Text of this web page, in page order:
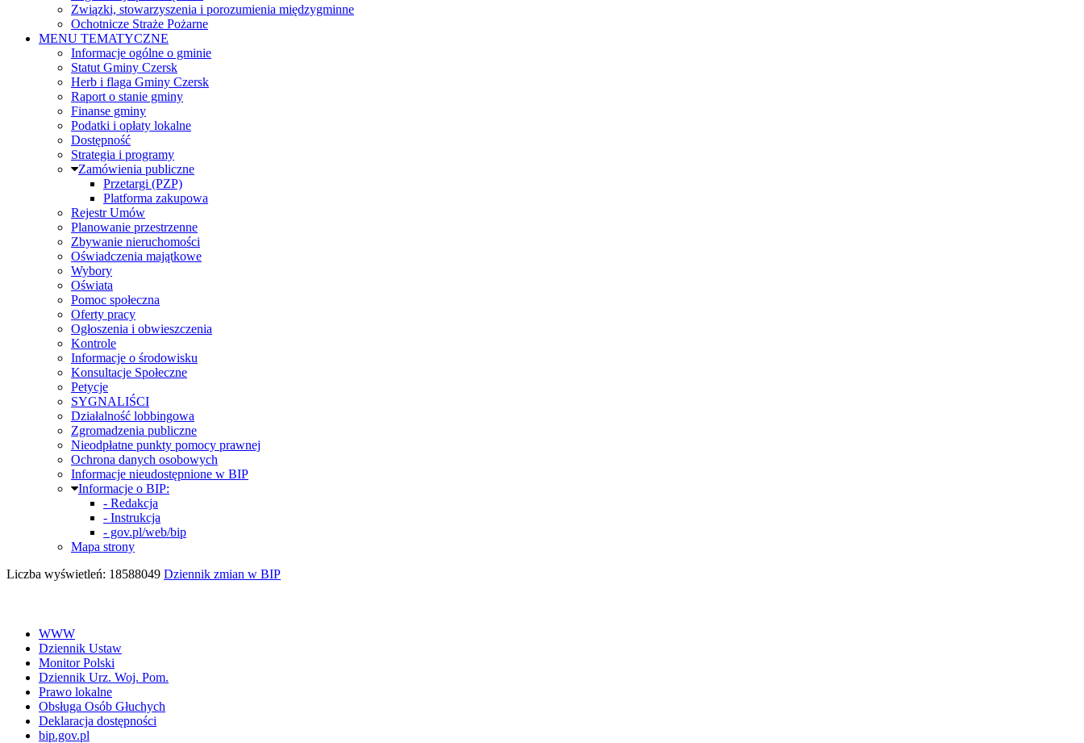
Związki, stowarzyszenia i porozumienia międzygminne
Ochotnicze Straże Pożarne
MENU TEMATYCZNE
Informacje ogólne o gminie
Statut Gminy Czersk
Herb i flaga Gminy Czersk
Raport o stanie gminy
Finanse gminy
Podatki i opłaty lokalne
Dostępność
Strategia i programy
Zamówienia publiczne
Przetargi (PZP)
Platforma zakupowa
Rejestr Umów
Planowanie przestrzenne
Zbywanie nieruchomości
Oświadczenia majątkowe
Wybory
Oświata
Pomoc społeczna
Oferty pracy
Ogłoszenia i obwieszczenia
Kontrole
Informacje o środowisku
Konsultacje Społeczne
Petycje
SYGNALIŚCI
Działalność lobbingowa
Zgromadzenia publiczne
Nieodpłatne punkty pomocy prawnej
Ochrona danych osobowych
Informacje nieudostępnione w BIP
Informacje o BIP:
- Redakcja
- Instrukcja
- gov.pl/web/bip
Mapa strony
Liczba wyświetleń: 18588049 Dziennik zmian w BIP
WWW
Dziennik Ustaw
Monitor Polski
Dziennik Urz. Woj. Pom.
Prawo lokalne
Obsługa Osób Głuchych
Deklaracja dostępności
bip.gov.pl